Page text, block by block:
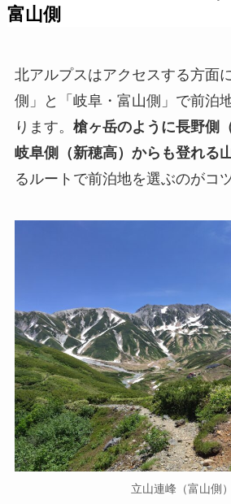
富山側
北アルプスはアクセスする方面
側」と「岐阜・富山側」で前泊
ります。 槍ヶ岳のように長野側
岐阜側（新穂高）からも登れる
るルートで前泊地を選ぶのがコ
立山連峰（富山側）